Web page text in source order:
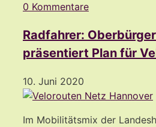
0 Kommentare
Radfahrer:
präsentiert Plan für
10. Juni 2020
Im Mobilitätsmix der